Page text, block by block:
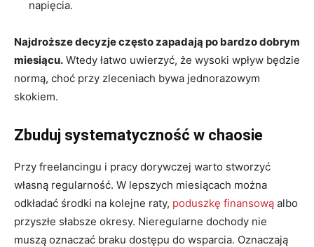
napięcia.
Najdroższe decyzje często zapadają po bardzo dobrym
miesiącu. Wtedy łatwo uwierzyć, że wysoki wpływ będzie
normą, choć przy zleceniach bywa jednorazowym
skokiem.
Zbuduj systematyczność w chaosie
Przy freelancingu i pracy dorywczej warto stworzyć
własną regularność. W lepszych miesiącach można
odkładać środki na kolejne raty, poduszkę finansową albo
przyszłe słabsze okresy. Nieregularne dochody nie
muszą oznaczać braku dostępu do wsparcia. Oznaczają